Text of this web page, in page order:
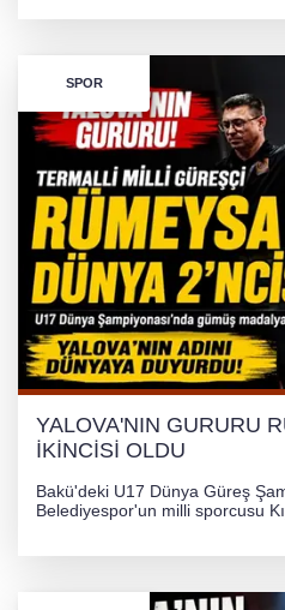
SPOR
YALOVA'NIN GURURU
İKİNCİSİ OLDU
Bakü'deki U17 Dünya Güreş
Belediyespor'un milli sporcusu